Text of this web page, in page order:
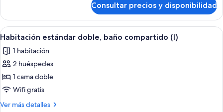
mixta
de
8
camas
con
baño
compartido
cama
en
habitación
mixta
de
camas
con
compartido
Consultar precios y disponibilidad
Abrir
todas
las
fotos
de
Habitación
estándar
Un dormitorio con cama, ventana
6
Habitación estándar doble, baño compartido (I)
1 habitación
2 huéspedes
1 cama doble
Wifi gratis
Ver más detalles
Más